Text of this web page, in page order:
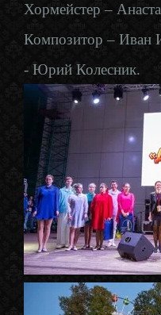
Хормейстер –
Композитор – Иван
- Юрий Колесник.